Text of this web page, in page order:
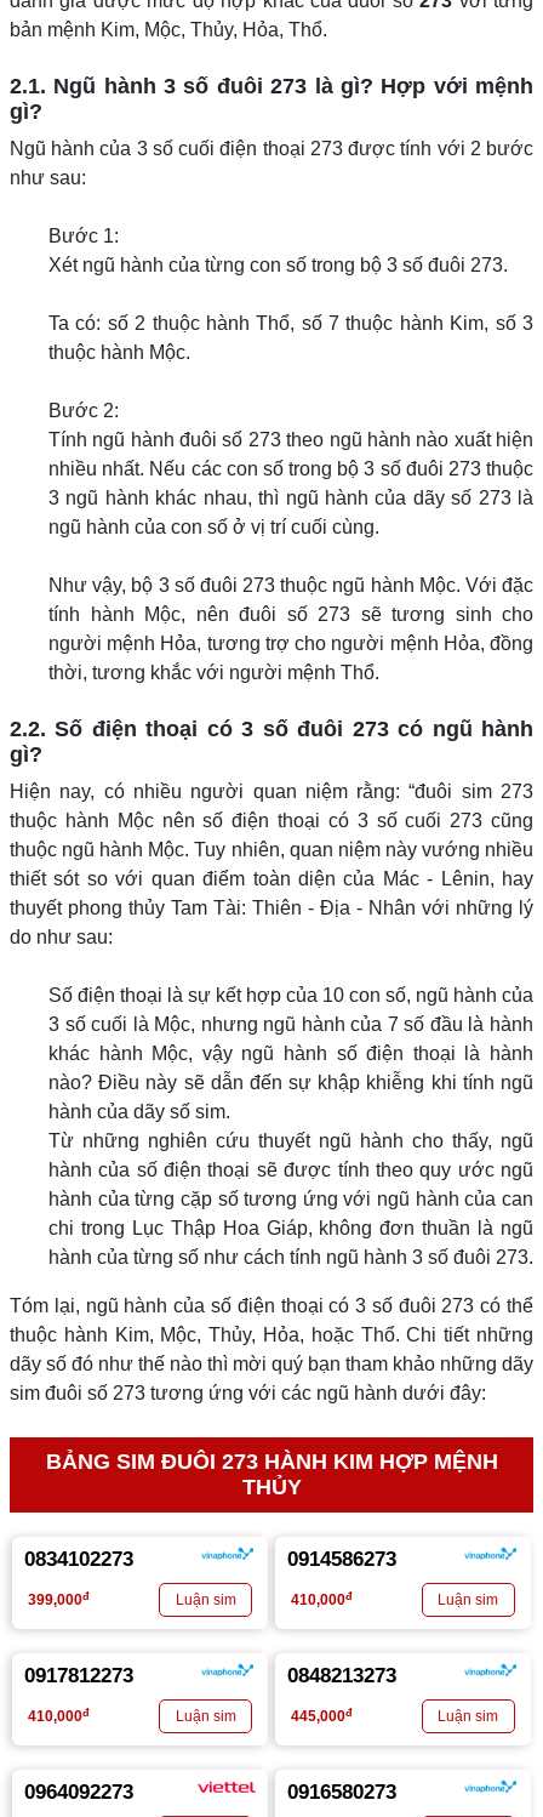
bản mệnh Kim, Mộc, Thủy, Hỏa, Thổ.
2.1. Ngũ hành 3 số đuôi 273 là gì? Hợp với mệnh
gì?
Ngũ hành của 3 số cuối điện thoại 273 được tính với 2 bước
như sau:
Bước 1:
Xét ngũ hành của từng con số trong bộ 3 số đuôi 273.
Ta có: số 2 thuộc hành Thổ, số 7 thuộc hành Kim, số 3
thuộc hành Mộc.
Bước 2:
Tính ngũ hành đuôi số 273 theo ngũ hành nào xuất hiện
nhiều nhất. Nếu các con số trong bộ 3 số đuôi 273 thuộc
3 ngũ hành khác nhau, thì ngũ hành của dãy số 273 là
ngũ hành của con số ở vị trí cuối cùng.
Như vậy, bộ 3 số đuôi 273 thuộc ngũ hành Mộc. Với đặc
tính hành Mộc, nên đuôi số 273 sẽ tương sinh cho
người mệnh Hỏa, tương trợ cho người mệnh Hỏa, đồng
thời, tương khắc với người mệnh Thổ.
2.2. Số điện thoại có 3 số đuôi 273 có ngũ hành
gì?
Hiện nay, có nhiều người quan niệm rằng: “đuôi sim 273
thuộc hành Mộc nên số điện thoại có 3 số cuối 273 cũng
thuộc ngũ hành Mộc. Tuy nhiên, quan niệm này vướng nhiều
thiết sót so với quan điểm toàn diện của Mác - Lênin, hay
thuyết phong thủy Tam Tài: Thiên - Địa - Nhân với những lý
do như sau:
Số điện thoại là sự kết hợp của 10 con số, ngũ hành của
3 số cuối là Mộc, nhưng ngũ hành của 7 số đầu là hành
khác hành Mộc, vậy ngũ hành số điện thoại là hành
nào? Điều này sẽ dẫn đến sự khập khiễng khi tính ngũ
hành của dãy số sim.
Từ những nghiên cứu thuyết ngũ hành cho thấy, ngũ
hành của số điện thoại sẽ được tính theo quy ước ngũ
hành của từng cặp số tương ứng với ngũ hành của can
chi trong Lục Thập Hoa Giáp, không đơn thuần là ngũ
hành của từng số như cách tính ngũ hành 3 số đuôi 273.
Tóm lại, ngũ hành của số điện thoại có 3 số đuôi 273 có thể
thuộc hành Kim, Mộc, Thủy, Hỏa, hoặc Thổ. Chi tiết những
dãy số đó như thế nào thì mời quý bạn tham khảo những dãy
sim đuôi số 273 tương ứng với các ngũ hành dưới đây:
BẢNG SIM ĐUÔI 273 HÀNH KIM HỢP MỆNH
THỦY
0834102273
399,000đ
0914586273
410,000đ
0917812273
410,000đ
0848213273
445,000đ
0964092273 0916580273